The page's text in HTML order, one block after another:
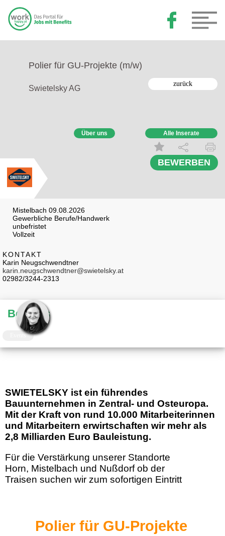
Polier für GU-Projekte (m/w)
zurück
Swietelsky AG
Über uns Alle Inserate
BEWERBEN
Mistelbach 09.08.2026
Gewerbliche Berufe/Handwerk
unbefristet
Vollzeit
KONTAKT
Karin Neugschwendtner
karin.neugschwendtner@swietelsky.at
02982/3244-2313
Benefits
Events
SWIETELSKY ist ein führendes
Bauunternehmen in Zentral- und Osteuropa.
Mit der Kraft von rund 10.000 Mitarbeiterinnen
und Mitarbeitern erwirtschaften wir mehr als
2,8 Milliarden Euro Bauleistung.
Für die Verstärkung unserer Standorte
Horn, Mistelbach und Nußdorf ob der
Traisen suchen wir zum sofortigen Eintritt
Polier für GU-Projekte